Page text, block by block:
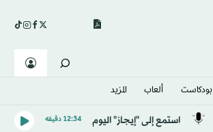
بودكاست ألعاب المزيد
استمع إلى "إيجاز" اليوم 12:34 دقيقه